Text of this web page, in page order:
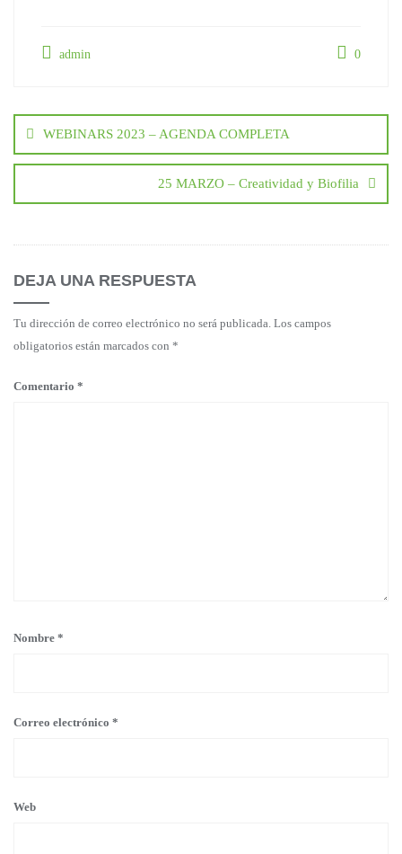
admin 0
WEBINARS 2023 – AGENDA COMPLETA
25 MARZO – Creatividad y Biofilia
DEJA UNA RESPUESTA
Tu dirección de correo electrónico no será publicada. Los campos
obligatorios están marcados con *
Comentario *
Nombre *
Correo electrónico *
Web